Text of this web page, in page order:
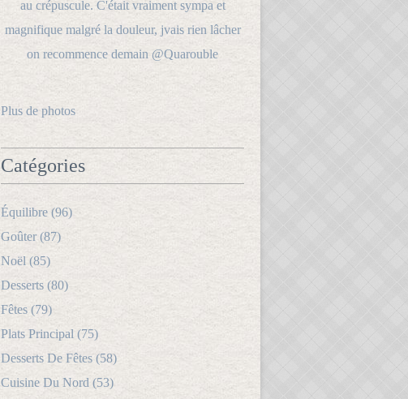
Plus de photos
Catégories
Équilibre (96)
Goûter (87)
Noël (85)
Desserts (80)
Fêtes (79)
Plats Principal (75)
Desserts De Fêtes (58)
Cuisine Du Nord (53)